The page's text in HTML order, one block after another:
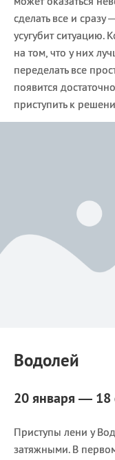
сделать все и
усугубит ситуацию.
на том, что у них
переделать все
появится
приступить к
Водолей
20 января — 18
Приступы лени у
затяжными. В